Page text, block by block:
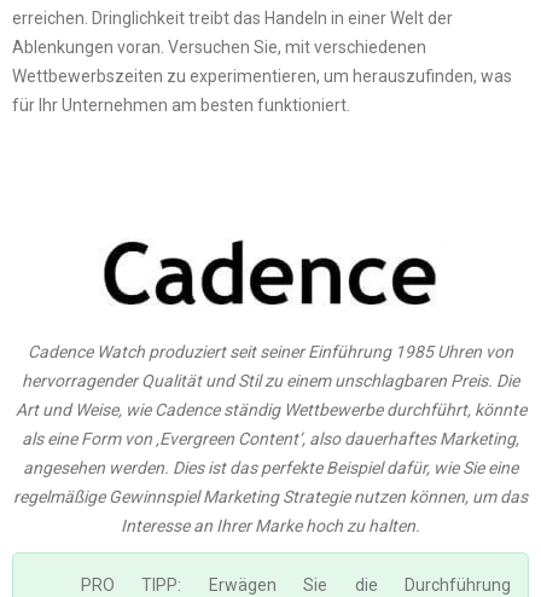
erreichen. Dringlichkeit treibt das Handeln in einer Welt der
Ablenkungen voran. Versuchen Sie, mit verschiedenen
Wettbewerbszeiten zu experimentieren, um herauszufinden, was
für Ihr Unternehmen am besten funktioniert.
Cadence Watch produziert seit seiner Einführung 1985 Uhren von
hervorragender Qualität und Stil zu einem unschlagbaren Preis. Die
Art und Weise, wie Cadence ständig Wettbewerbe durchführt, könnte
als eine Form von ‚Evergreen Content‘, also dauerhaftes Marketing,
angesehen werden. Dies ist das perfekte Beispiel dafür, wie Sie eine
regelmäßige Gewinnspiel Marketing Strategie nutzen können, um das
Interesse an Ihrer Marke hoch zu halten.
PRO TIPP: Erwägen Sie die Durchführung